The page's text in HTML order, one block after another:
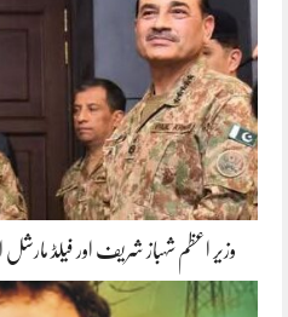
وزیر اعظم شہباز شریف اور فیلڈ